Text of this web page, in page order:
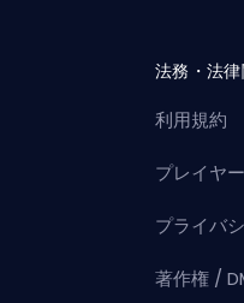
法務・法
利用規約
プレイヤ
プライバ
著作権 /